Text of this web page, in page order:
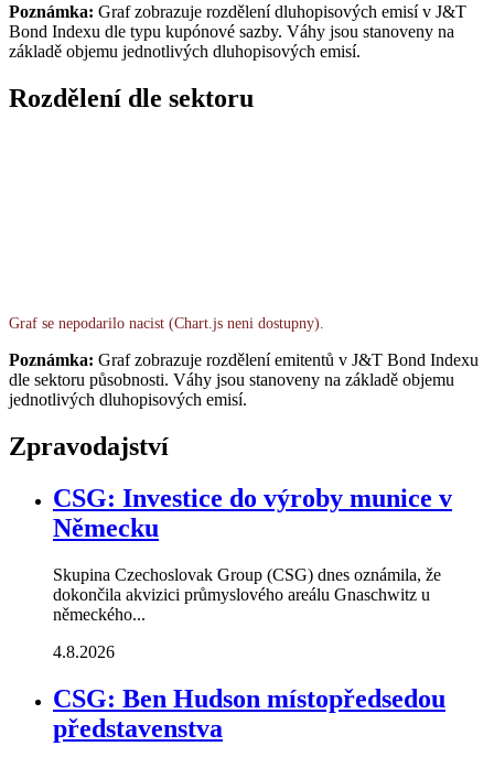
Poznámka: Graf zobrazuje rozdělení dluhopisových emisí v J&T
Bond Indexu dle typu kupónové sazby. Váhy jsou stanoveny na
základě objemu jednotlivých dluhopisových emisí.
Rozdělení dle sektoru
Graf se nepodarilo nacist (Chart.js neni dostupny).
Poznámka: Graf zobrazuje rozdělení emitentů v J&T Bond Indexu
dle sektoru působnosti. Váhy jsou stanoveny na základě objemu
jednotlivých dluhopisových emisí.
Zpravodajství
CSG: Investice do výroby munice v
Německu
Skupina Czechoslovak Group (CSG) dnes oznámila, že
dokončila akvizici průmyslového areálu Gnaschwitz u
německého...
4.8.2026
CSG: Ben Hudson místopředsedou
představenstva